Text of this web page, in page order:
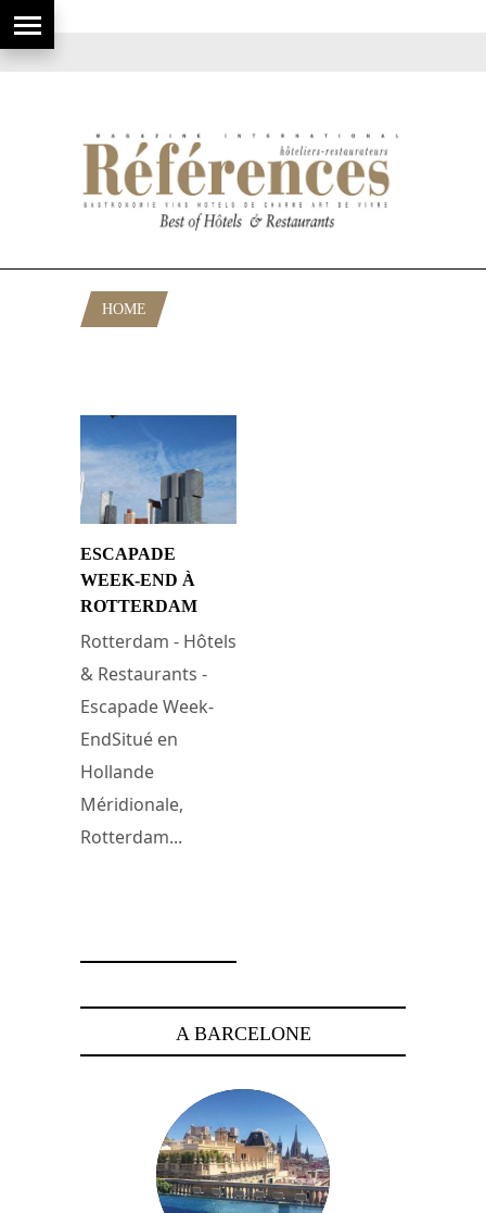
HOME
ESCAPADE
WEEK-END À
ROTTERDAM
Rotterdam - Hôtels
& Restaurants -
Escapade Week-
EndSitué en
Hollande
Méridionale,
Rotterdam...
A BARCELONE